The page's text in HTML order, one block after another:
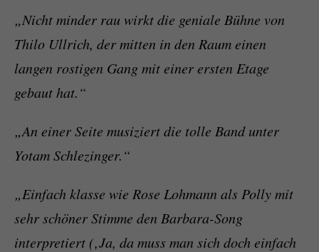
„Nicht minder rau wirkt die geniale Bühne von
Thilo Ullrich, der mitten in den Raum einen
langen rostigen Gang mit einer ersten Etage
gebaut hat.“
„An einer Seite musiziert die tolle Band unter
Yotam Schlezinger.“
„Einfach klasse wie Rose Lohmann als Polly mit
sehr schöner Stimme den Barbara-Song
interpretiert (‚Ja, da muss man sich doch einfach